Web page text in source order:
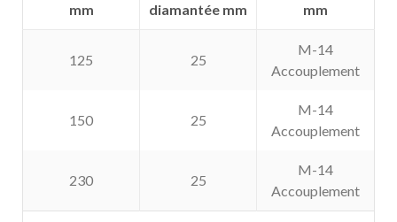
mm
diamantée mm
mm
125 25
M-14
Accouplement
150 25
M-14
Accouplement
230 25
M-14
Accouplement